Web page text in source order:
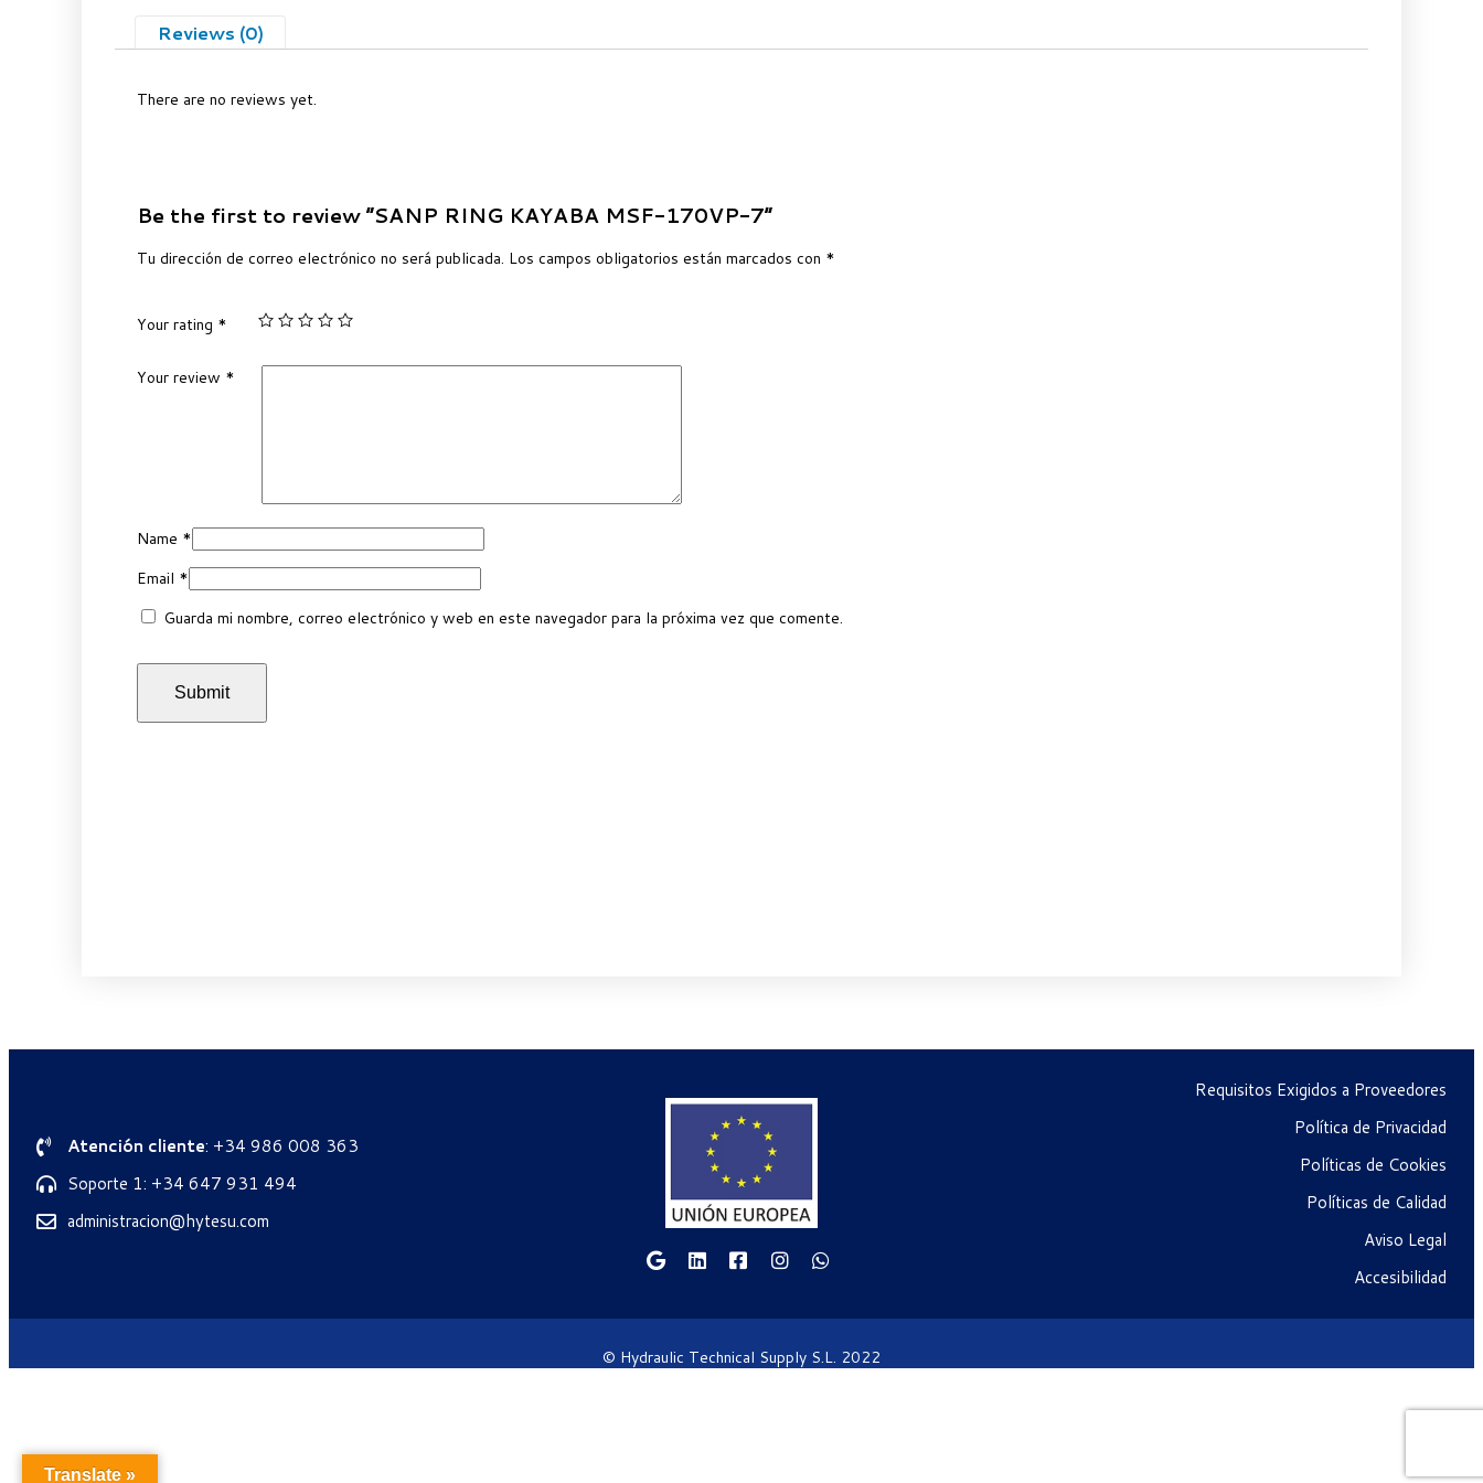
Reviews (0)
There are no reviews yet.
Be the first to review “SANP RING KAYABA MSF-170VP-7”
Tu dirección de correo electrónico no será publicada. Los campos obligatorios están marcados con *
Your rating *
Your review *
Name *
Email *
Guarda mi nombre, correo electrónico y web en este navegador para la próxima vez que comente.
Atención cliente: +34 986 008 363
Soporte 1: +34 647 931 494
administracion@hytesu.com
Requisitos Exigidos a Proveedores
Política de Privacidad
Políticas de Cookies
Políticas de Calidad
Aviso Legal
Accesibilidad
© Hydraulic Technical Supply S.L. 2022
Translate »